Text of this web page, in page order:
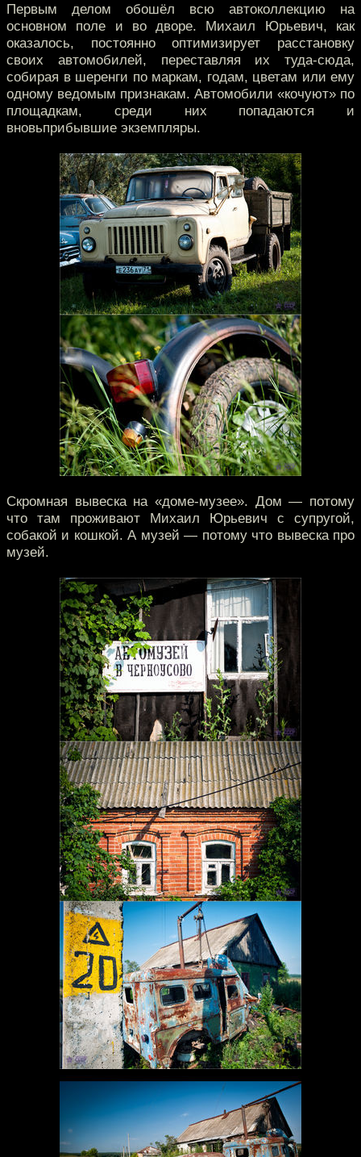
Первым делом обошёл всю автоколлекцию на
основном поле и во дворе. Михаил Юрьевич, как
оказалось, постоянно оптимизирует расстановку
своих автомобилей, переставляя их туда-сюда,
собирая в шеренги по маркам, годам, цветам или ему
одному ведомым признакам. Автомобили «кочуют» по
площадкам, среди них попадаются и
вновьприбывшие экземпляры.
Скромная вывеска на «доме-музее». Дом — потому
что там проживают Михаил Юрьевич с супругой,
собакой и кошкой. А музей — потому что вывеска про
музей.